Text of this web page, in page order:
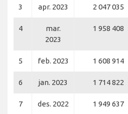
3 apr. 2023 2 047 035
4
mar.
2023
1 958 408
5 feb. 2023 1 608 914
6 jan. 2023 1 714 822
7 des. 2022 1 949 637